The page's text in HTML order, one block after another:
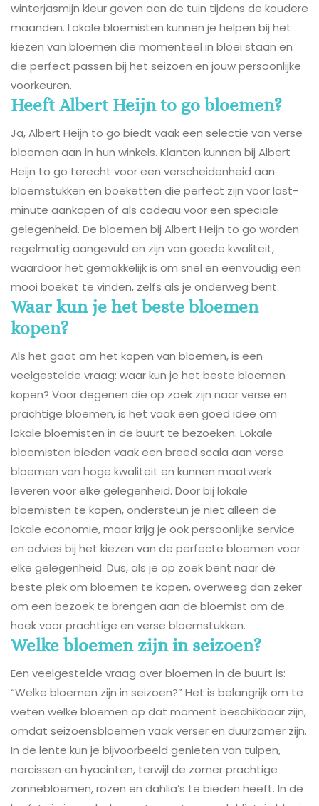
winterjasmijn kleur geven aan de tuin tijdens de koudere
maanden. Lokale bloemisten kunnen je helpen bij het
kiezen van bloemen die momenteel in bloei staan en
die perfect passen bij het seizoen en jouw persoonlijke
voorkeuren.
Heeft Albert Heijn to go bloemen?
Ja, Albert Heijn to go biedt vaak een selectie van verse
bloemen aan in hun winkels. Klanten kunnen bij Albert
Heijn to go terecht voor een verscheidenheid aan
bloemstukken en boeketten die perfect zijn voor last-
minute aankopen of als cadeau voor een speciale
gelegenheid. De bloemen bij Albert Heijn to go worden
regelmatig aangevuld en zijn van goede kwaliteit,
waardoor het gemakkelijk is om snel en eenvoudig een
mooi boeket te vinden, zelfs als je onderweg bent.
Waar kun je het beste bloemen
kopen?
Als het gaat om het kopen van bloemen, is een
veelgestelde vraag: waar kun je het beste bloemen
kopen? Voor degenen die op zoek zijn naar verse en
prachtige bloemen, is het vaak een goed idee om
lokale bloemisten in de buurt te bezoeken. Lokale
bloemisten bieden vaak een breed scala aan verse
bloemen van hoge kwaliteit en kunnen maatwerk
leveren voor elke gelegenheid. Door bij lokale
bloemisten te kopen, ondersteun je niet alleen de
lokale economie, maar krijg je ook persoonlijke service
en advies bij het kiezen van de perfecte bloemen voor
elke gelegenheid. Dus, als je op zoek bent naar de
beste plek om bloemen te kopen, overweeg dan zeker
om een bezoek te brengen aan de bloemist om de
hoek voor prachtige en verse bloemstukken.
Welke bloemen zijn in seizoen?
Een veelgestelde vraag over bloemen in de buurt is:
“Welke bloemen zijn in seizoen?” Het is belangrijk om te
weten welke bloemen op dat moment beschikbaar zijn,
omdat seizoensbloemen vaak verser en duurzamer zijn.
In de lente kun je bijvoorbeeld genieten van tulpen,
narcissen en hyacinten, terwijl de zomer prachtige
zonnebloemen, rozen en dahlia’s te bieden heeft. In de